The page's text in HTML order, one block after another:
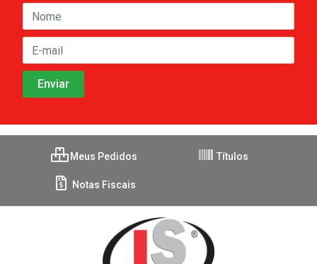
Meus Pedidos Títulos
Notas Fiscais